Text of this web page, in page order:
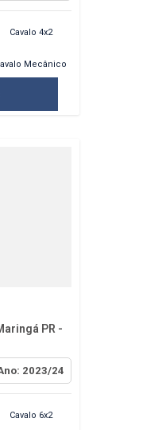
Cavalo 4x2
Mecânico
PR -
2023/24
Cavalo 6x2